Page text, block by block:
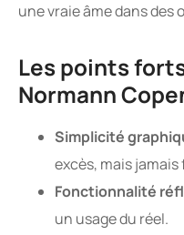
une vraie âme dans des
Les points
Normann
Simplicité
excès, mais jamais
Fonctionnalité
un usage du réel.